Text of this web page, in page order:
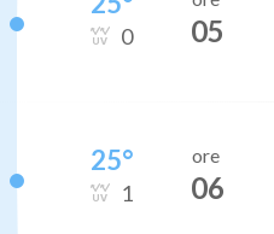
0 05
25°
1
ore
06